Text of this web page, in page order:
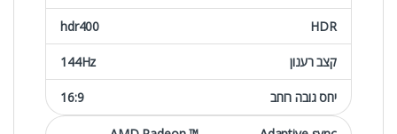
HDR
hdr400
קצב רענון 144Hz
יחס גובה רוחב 16:9